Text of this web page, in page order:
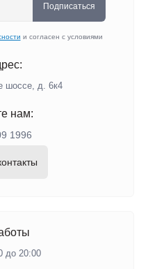
Подписаться
и согласен с условиями
шоссе, д. 6к4
нам:
1996
до 20:00